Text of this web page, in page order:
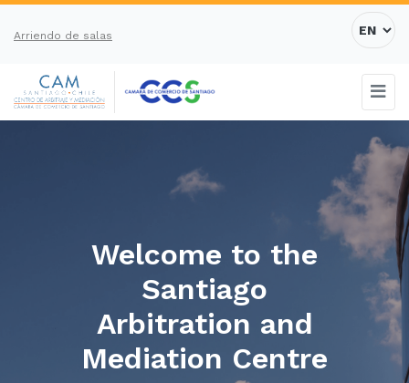
Arriendo de salas
Welcome to the
Santiago
Arbitration and
Mediation Centre